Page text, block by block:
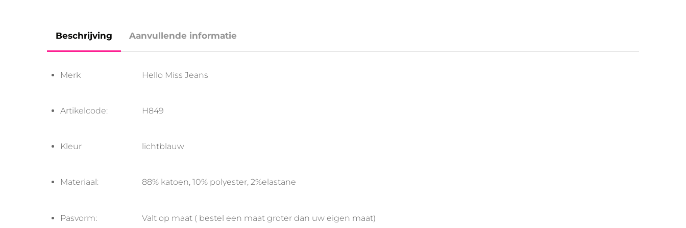
Beschrijving Aanvullende informatie
Merk Hello Miss Jeans
Artikelcode: H849
Kleur lichtblauw
Materiaal: 88% katoen, 10% polyester, 2%elastane
Pasvorm: Valt op maat ( bestel een maat groter dan uw eigen maat)